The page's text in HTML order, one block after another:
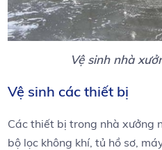
Vệ sinh nhà
Vệ sinh các thiết bị
Các thiết bị trong nhà xưởng
bộ lọc không khí, tủ hồ sơ,